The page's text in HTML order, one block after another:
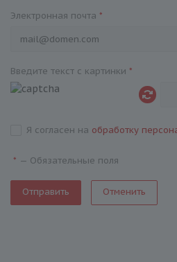
Электронная почта *
Введите текст с картинки *
Я согласен на обработку
* — Обязательные поля
Отменить